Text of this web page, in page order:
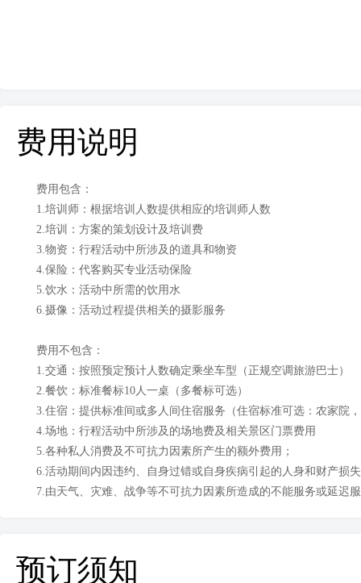
费用说明
费用包含：
1.培训师：根据培训人数提供相应的培训师人数
2.培训：方案的策划设计及培训费
3.物资：行程活动中所涉及的道具和物资
4.保险：代客购买专业活动保险
5.饮水：活动中所需的饮用水
6.摄像：活动过程提供相关的摄影服务
费用不包含：
1.交通：按照预定预计人数确定乘坐车型（正规空调旅游巴士）
2.餐饮：标准餐标10人一桌（多餐标可选）
3.住宿：提供标准间或多人间住宿服务（住宿标准可选：农家院
4.场地：行程活动中所涉及的场地费及相关景区门票费用
5.各种私人消费及不可抗力因素所产生的额外费用；
6.活动期间内因违约、自身过错或自身疾病引起的人身和财产损
7.由天气、灾难、战争等不可抗力因素所造成的不能服务或延迟
预订须知